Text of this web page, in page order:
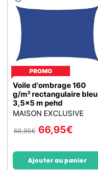
PROMO
Voile d'ombrage 160
g/m² rectangulaire bleu
3,5x5 m pehd
MAISON EXCLUSIVE
69,95€ 66,95€
Ajouter au panier